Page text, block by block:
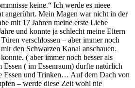
keine.“ Ich werde es nieee
angerührt. Mein Magen war nicht in der
mit 17 Jahren meine erste Liebe
und konnte ja schlecht meine Eltern
verschlossen – aber immer noch
den Schwarzen Kanal anschauen.
( aber immer noch besser als
( im Essenraum) durfte natürlich
Essen und Trinken… Auf dem Dach von
– werde diese Zeit wohl nie